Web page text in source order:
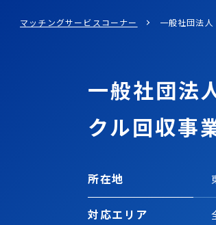
マッチングサービスコーナー 一般社団法
一般社団法
クル回収事
所在地
対応エリア